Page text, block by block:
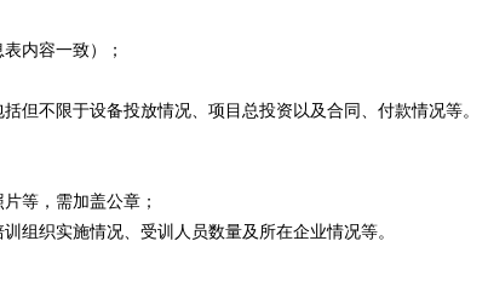
内容一致）；
不限于设备投放情况、项目总投资以及合同、付款情况等。
等，需加盖公章；
织实施情况、受训人员数量及所在企业情况等。